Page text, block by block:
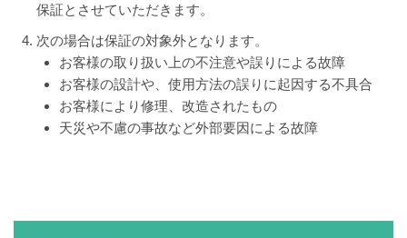
保証とさせていただきます。
次の場合は保証の対象外となります。
お客様の取り扱い上の不注意や誤りによる故障
お客様の設計や、使用方法の誤りに起因する不具合
お客様により修理、改造されたもの
天災や不慮の事故など外部要因による故障